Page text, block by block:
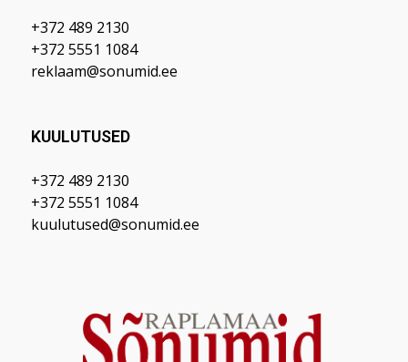
+372 489 2130
+372 5551 1084
reklaam@sonumid.ee
KUULUTUSED
+372 489 2130
+372 5551 1084
kuulutused@sonumid.ee